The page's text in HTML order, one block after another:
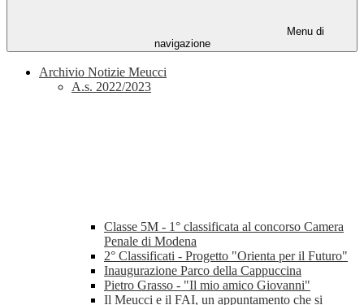
Menu di
navigazione
Archivio Notizie Meucci
A.s. 2022/2023
Classe 5M - 1° classificata al concorso Camera
Penale di Modena
2° Classificati - Progetto "Orienta per il Futuro"
Inaugurazione Parco della Cappuccina
Pietro Grasso - "Il mio amico Giovanni"
Il Meucci e il FAI, un appuntamento che si